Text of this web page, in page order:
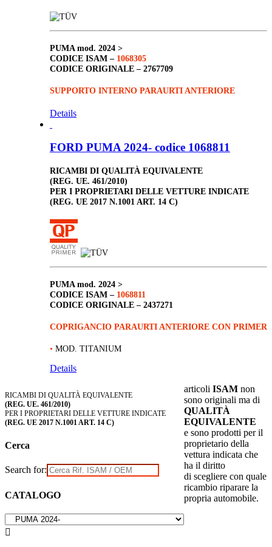
PUMAmod. 2024 >
CODICE ISAM – 1068305
CODICE ORIGINALE – 2767709
SUPPORTO INTERNO PARAURTI ANTERIORE
Details
FORD PUMA 2024- codice 1068811
RICAMBI DI QUALITÀ EQUIVALENTE
(REG. UE. 461/2010)
PER I PROPRIETARI DELLE VETTURE INDICATE
(REG. UE 2017 N.1001 ART. 14 C)
PUMA mod. 2024 >
CODICE ISAM – 1068811
CODICE ORIGINALE – 2437271
COPRIGANCIO PARAURTI ANTERIORE CON PRIMER
• MOD. TITANIUM
Details
RICAMBI DI QUALITÀ EQUIVALENTE
(REG. UE. 461/2010)
PER I PROPRIETARI DELLE VETTURE INDICATE
(REG. UE 2017 N.1001 ART. 14 C)
Cerca
Search for:
CATALOGO

articoli ISAM non
sono originali ma di
QUALITÀ
EQUIVALENTE
e sono prodotti per il
proprietario della
vettura indicata che
ha il diritto
di scegliere con quale
ricambio riparare la
propria automobile.